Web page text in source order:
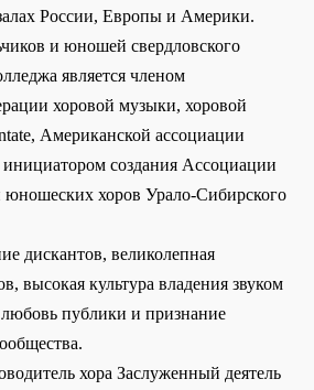
России, Европы и Америки.
и юношей свердловского
является членом
хоровой музыки, хоровой
Американской ассоциации
инициатором создания Ассоциации
юношеских хоров Урало-Сибирского
дискантов, великолепная
высокая культура владения звуком
публики и признание
хора Заслуженный деятель